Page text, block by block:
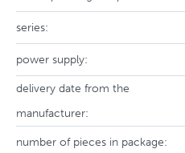
series:
power supply:
delivery date from the
manufacturer:
number of pieces in package: